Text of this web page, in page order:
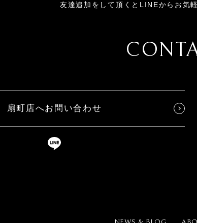
友達追加をして頂くとLINEからお気
扇町店へお問い合わせ